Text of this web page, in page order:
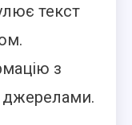
текст
з